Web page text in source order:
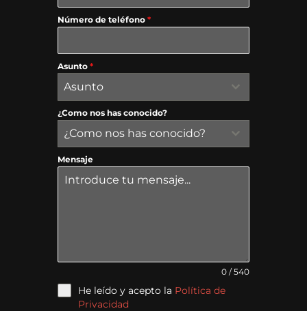
Número de teléfono*
Asunto*
Asunto
¿Como nos has conocido?
¿Como nos has conocido?
Mensaje
0 / 540
He leído y acepto la Política de
Privacidad